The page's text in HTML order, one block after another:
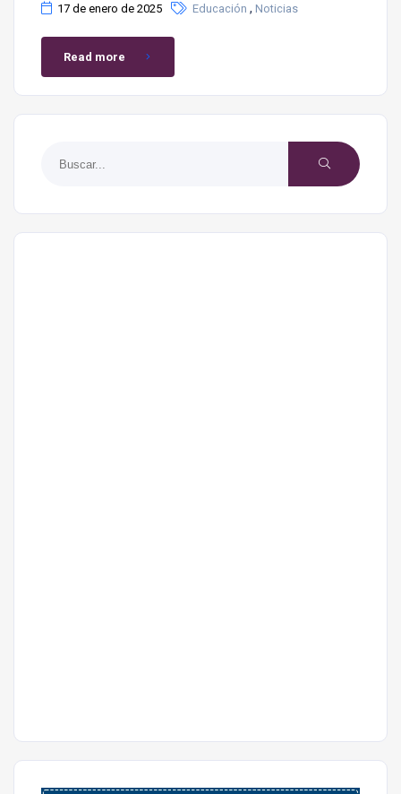
17 de enero de 2025 Educación , Noticias
Read more